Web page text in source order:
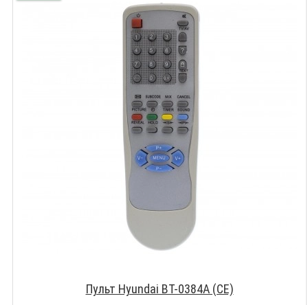
Пульт Hyundai BT-0384A (CE)